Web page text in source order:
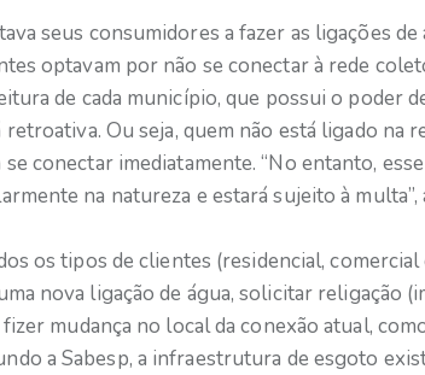
seus consumidores a fazer as ligações
optavam por não se conectar à rede
de cada município, que possui o poder
Ou seja, quem não está ligado na
conectar imediatamente. “No entanto,
na natureza e estará sujeito à multa”,
os tipos de clientes (residencial,
nova ligação de água, solicitar religação
mudança no local da conexão atual,
a Sabesp, a infraestrutura de esgoto